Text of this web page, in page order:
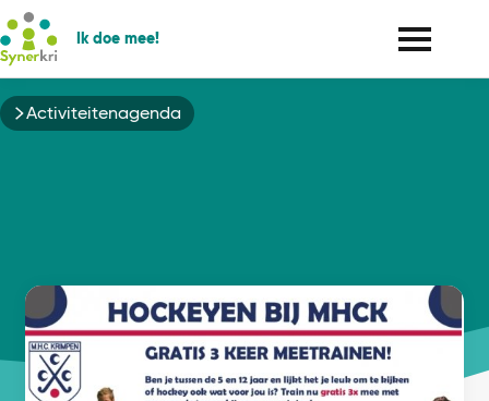
Ik doe mee!
Kruimelpad
Activiteitenagenda